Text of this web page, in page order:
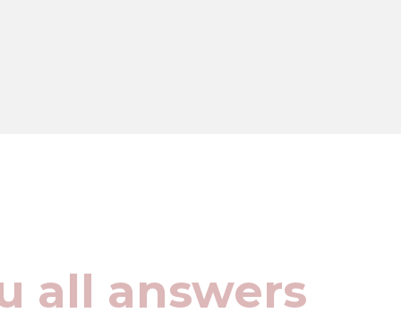
all answers